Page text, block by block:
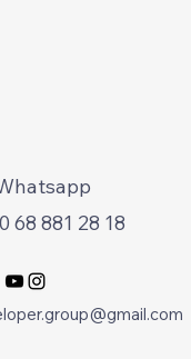
68 881 28 18